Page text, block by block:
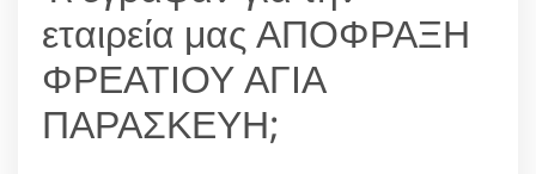
εταιρεία μας ΑΠΟΦΡΑΞΗ
ΦΡΕΑΤΙΟΥ ΑΓΙΑ
ΠΑΡΑΣΚΕΥΗ;